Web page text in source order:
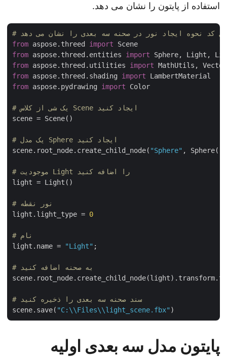
استفاده از پایتون را نشان می دهد.
from aspose.threed import
from aspose.threed.entities import
from aspose.threed.utilities import
from aspose.threed.shading import
from aspose.pydrawing import Color
# یک شی از کلاس Scene ایجاد کنید
scene = Scene()
# یک مدل Sphere ایجاد کنید
scene.root_node.create_child_node("Sphere" ,
# موجودیت Light را اضافه کنید
light = Light()
# نور نقطه
light.light_type =
# نام
light.name = "Light"
# به صحنه اضافه کنید
# سند صحنه سه بعدی را ذخیره کنید
scene.save("C:\\Files\\light_scene.fbx"
پایتون مدل سه بعدی اولیه